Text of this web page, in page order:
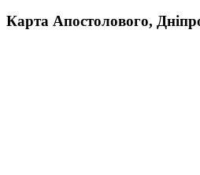
Карта Апостолового,